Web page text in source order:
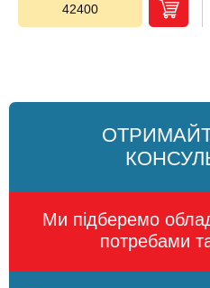
42400
Ми підберемо
потребами